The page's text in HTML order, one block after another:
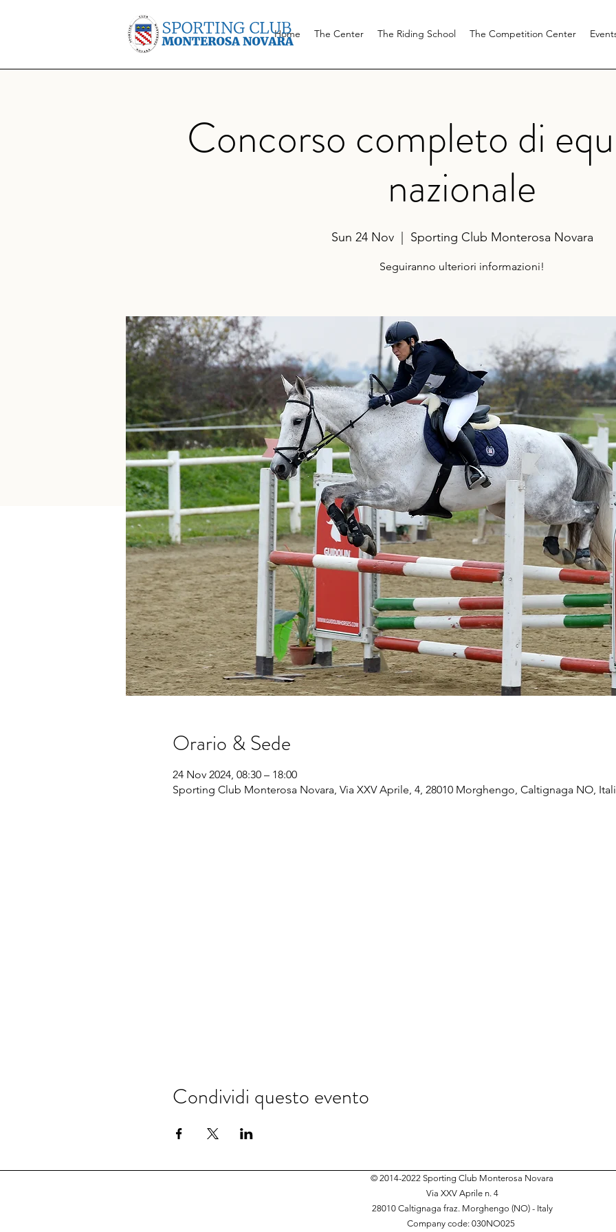
Home The Center The Riding School The Competition Center
Concorso completo di
nazionale
Sun 24 Nov
  |
Sporting Club Monterosa Novara
Seguiranno ulteriori informazioni!
Orario & Sede
24 Nov 2024, 08:30 – 18:00
Sporting Club Monterosa Novara, Via XXV Aprile, 4, 28010 Morghengo, Caltignaga NO,
Condividi questo evento
© 2014-2022 Sporting Club Monterosa Novara
Via XXV Aprile n. 4
28010 Caltignaga fraz. Morghengo (NO) - Italy
Company code: 030NO025